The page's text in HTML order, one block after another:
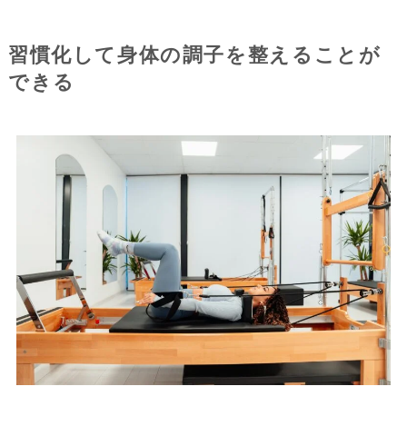
習慣化して身体の調子を整えることが
できる